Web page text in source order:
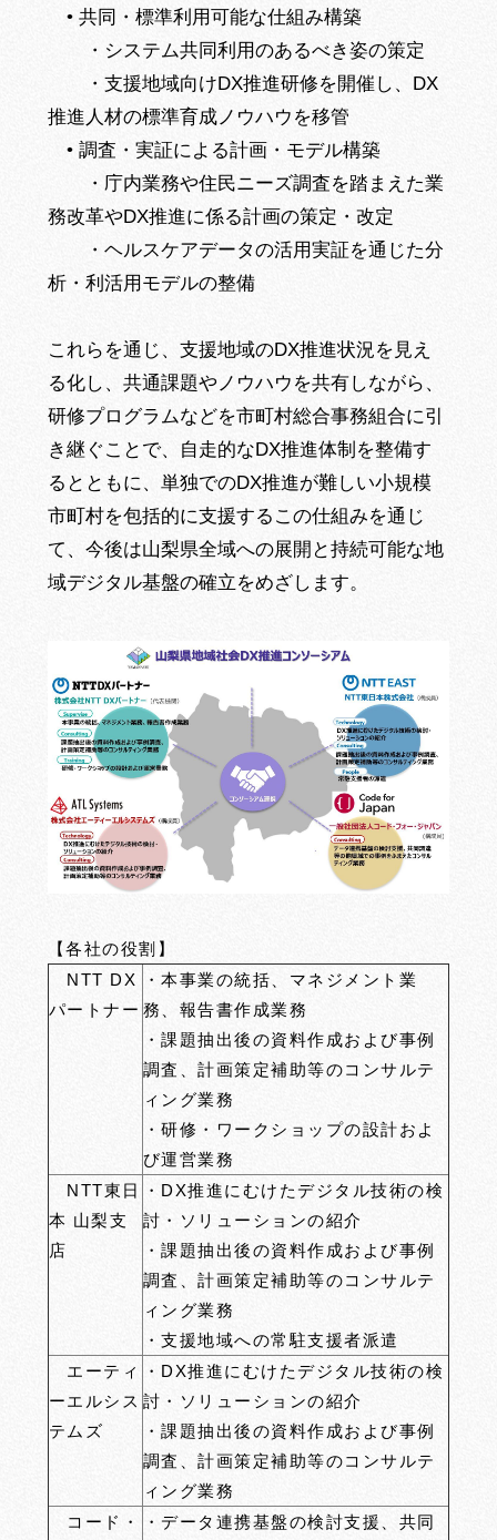
• 共同・標準利用可能な仕組み構築
・システム共同利用のあるべき姿の策定
・支援地域向けDX推進研修を開催し、DX
推進人材の標準育成ノウハウを移管
• 調査・実証による計画・モデル構築
・庁内業務や住民ニーズ調査を踏まえた業
務改革やDX推進に係る計画の策定・改定
・ヘルスケアデータの活用実証を通じた分
析・利活用モデルの整備
これらを通じ、支援地域のDX推進状況を見え
る化し、共通課題やノウハウを共有しながら、
研修プログラムなどを市町村総合事務組合に引
き継ぐことで、自走的なDX推進体制を整備す
るとともに、単独でのDX推進が難しい小規模
市町村を包括的に支援するこの仕組みを通じ
て、今後は山梨県全域への展開と持続可能な地
域デジタル基盤の確立をめざします。
【各社の役割】
NTT DX
パートナー
・本事業の統括、マネジメント業
務、報告書作成業務
・課題抽出後の資料作成および事例
調査、計画策定補助等のコンサルテ
ィング業務
・研修・ワークショップの設計およ
び運営業務
NTT東日
本 山梨支
店
・DX推進にむけたデジタル技術の検
討・ソリューションの紹介
・課題抽出後の資料作成および事例
調査、計画策定補助等のコンサルテ
ィング業務
・支援地域への常駐支援者派遣
エーティ
ーエルシス
テムズ
・DX推進にむけたデジタル技術の検
討・ソリューションの紹介
・課題抽出後の資料作成および事例
調査、計画策定補助等のコンサルテ
ィング業務
コード・
・データ連携基盤の検討支援、共同